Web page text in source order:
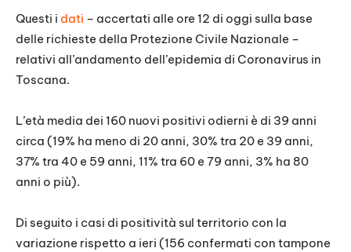
Questi i dati – accertati alle ore 12 di oggi sulla base
delle richieste della Protezione Civile Nazionale –
relativi all’andamento dell’epidemia di Coronavirus in
Toscana.
L’età media dei 160 nuovi positivi odierni è di 39 anni
circa (19% ha meno di 20 anni, 30% tra 20 e 39 anni,
37% tra 40 e 59 anni, 11% tra 60 e 79 anni, 3% ha 80
anni o più).
Di seguito i casi di positività sul territorio con la
variazione rispetto a ieri (156 confermati con tampone